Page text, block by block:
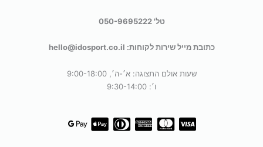
טל' 050-9695222
כתובת מייל שירות לקוחות: hello@idosport.co.il
שעות אולם התצוגה: א׳-ה׳, 9:00-18:00
ו׳: 9:30-14:00